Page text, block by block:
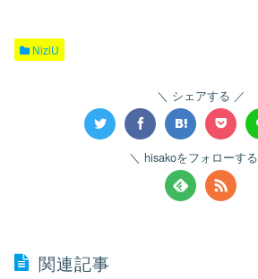
NiziU
シェアする
hisakoをフォローする
関連記事